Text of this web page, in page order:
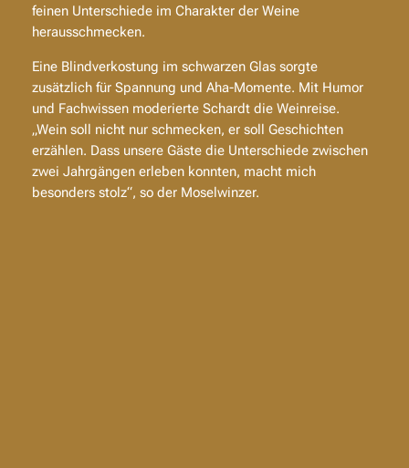
feinen Unterschiede im Charakter der Weine
herausschmecken.
Eine Blindverkostung im schwarzen Glassorgte
zusätzlich für Spannung und Aha-Momente. Mit Humor
und Fachwissen moderierte Schardt die Weinreise.
„Wein soll nicht nur schmecken, er soll Geschichten
erzählen. Dass unsere Gäste die Unterschiede zwischen
zwei Jahrgängen erleben konnten, macht mich
besonders stolz“, so der Moselwinzer.